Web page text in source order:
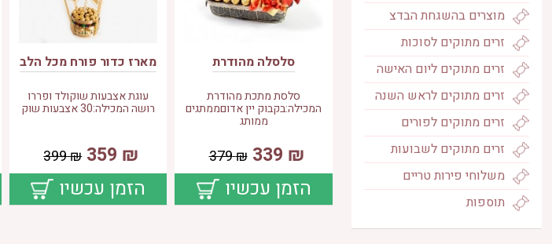
מוצרים בהשגחת הבדצ
זרים מתוקים לסוכות
זרים מתוקים ליום האישה
זרים מתוקים לראש השנה
זרים מתוקים לפורים
זרים מתוקים לשבועות
משלוחי פירות טריים
תוספות
סלסלה מהודרת
סלסת מתכת מהודרת
המכילה:בקבוק יין אדוםממתגים
ממותג
₪
339
₪
379
הזמן עכשיו
מארז כדור פורח מכל הלב
עוגת אצבעות שוקולד ופררו
רושה המכילה:30 אצבעות שוק
₪
359
₪
399
הזמן עכשיו